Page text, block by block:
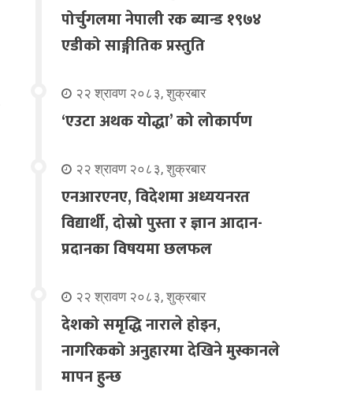
पोर्चुगलमा नेपाली रक ब्यान्ड १९७४
एडीको साङ्गीतिक प्रस्तुति
२२ श्रावण २०८३, शुक्रबार
‘एउटा अथक योद्धा’ को लोकार्पण
२२ श्रावण २०८३, शुक्रबार
एनआरएनए, विदेशमा अध्ययनरत
विद्यार्थी, दोस्रो पुस्ता र ज्ञान आदान-
प्रदानका विषयमा छलफल
२२ श्रावण २०८३, शुक्रबार
देशको समृद्धि नाराले होइन,
नागरिकको अनुहारमा देखिने मुस्कानले
मापन हुन्छ